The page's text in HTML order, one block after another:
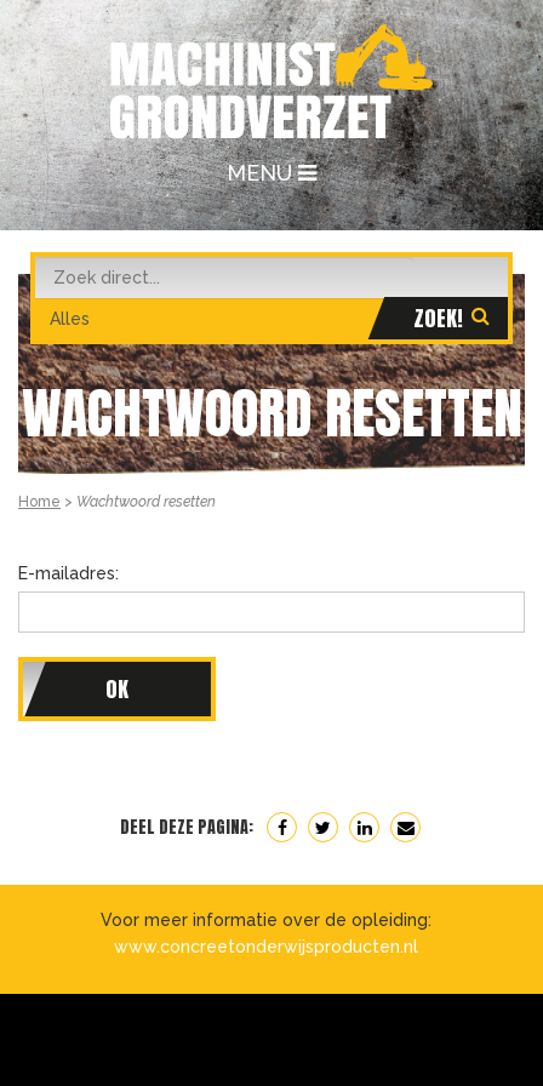
MENU
WACHTWOORD RESETTEN
Home > Wachtwoord resetten
E-mailadres:
DEEL DEZE PAGINA:
Voor meer informatie over de opleiding:
www.concreetonderwijsproducten.nl